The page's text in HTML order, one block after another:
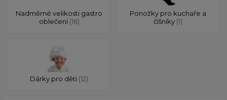
Nadměrné velikosti gastro
oblečení(16)
Ponožky pro kuchaře a
číšníky (1)
Dárky pro děti (12)